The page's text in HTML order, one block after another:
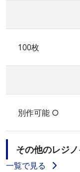
100枚
別作可能 ○
その他のレジ
一覧で見る